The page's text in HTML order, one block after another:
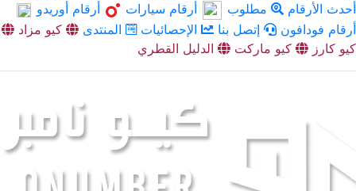
أحدث الأرقام
مطلوب أرقام سيارات
أرقام أوريدو
أرقام فودافون
إتصل بنا الإحصائيات المنتدى
كيو مزاد
كيو كارز
كيو ماركت الدليل القطري